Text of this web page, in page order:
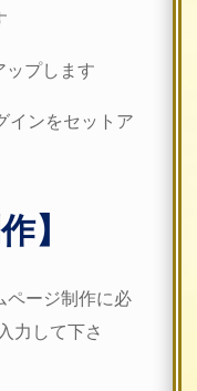
ップします
インをセットア
】
ページ制作に必
力して下さ